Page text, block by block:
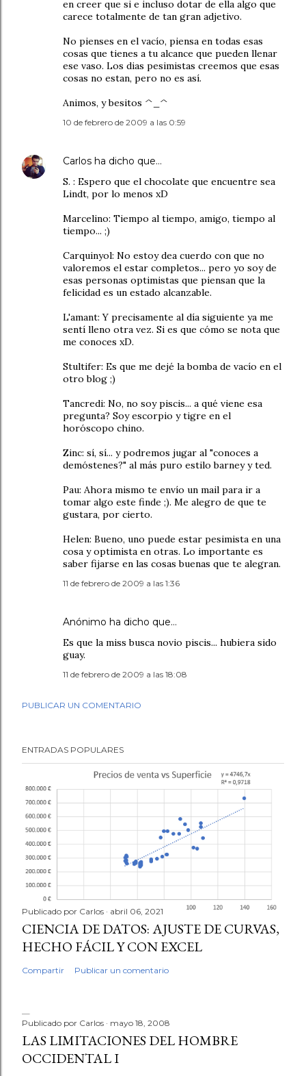
en creer que si e incluso dotar de ella algo que
carece totalmente de tan gran adjetivo.
No pienses en el vacío, piensa en todas esas
cosas que tienes a tu alcance que pueden llenar
ese vaso. Los dias pesimistas creemos que esas
cosas no estan, pero no es así.
Animos, y besitos ^_^
10 de febrero de 2009 a las 0:59
Carlos ha dicho que…
S. : Espero que el chocolate que encuentre sea
Lindt, por lo menos xD
Marcelino: Tiempo al tiempo, amigo, tiempo al
tiempo... ;)
Carquinyol: No estoy dea cuerdo con que no
valoremos el estar completos... pero yo soy de
esas personas optimistas que piensan que la
felicidad es un estado alcanzable.
L'amant: Y precisamente al día siguiente ya me
sentí lleno otra vez. Si es que cómo se nota que
me conoces xD.
Stultifer: Es que me dejé la bomba de vacío en el
otro blog ;)
Tancredi: No, no soy piscis... a qué viene esa
pregunta? Soy escorpio y tigre en el
horóscopo chino.
Zinc: sí, sí... y podremos jugar al "conoces a
demóstenes?" al más puro estilo barney y ted.
Pau: Ahora mismo te envío un mail para ir a
tomar algo este finde ;). Me alegro de que te
gustara, por cierto.
Helen: Bueno, uno puede estar pesimista en una
cosa y optimista en otras. Lo importante es
saber fijarse en las cosas buenas que te alegran.
11 de febrero de 2009 a las 1:36
Anónimo ha dicho que…
Es que la miss busca novio piscis... hubiera sido
guay.
11 de febrero de 2009 a las 18:08
PUBLICAR UN COMENTARIO
ENTRADAS POPULARES
Publicado por Carlos abril 06, 2021
CIENCIA DE DATOS: AJUSTE DE CURVAS,
HECHO FÁCIL Y CON EXCEL
Compartir Publicar un comentario
Publicado por Carlos mayo 18, 2008
LAS LIMITACIONES DEL HOMBRE
OCCIDENTAL I